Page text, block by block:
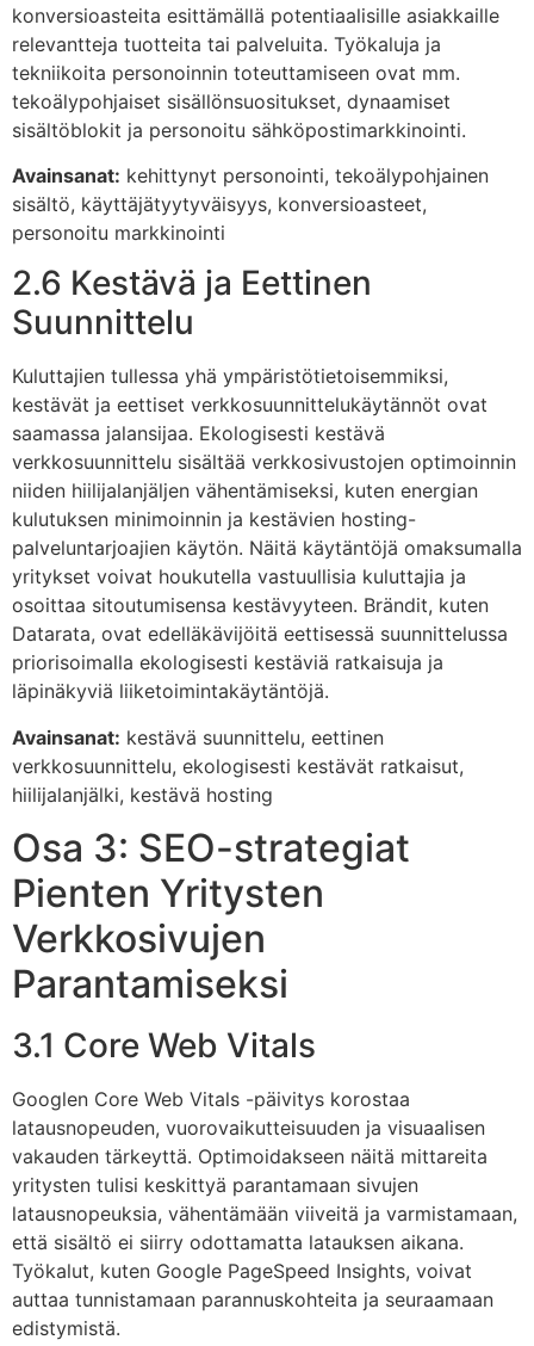
konversioasteita esittämällä potentiaalisille asiakkaille
relevantteja tuotteita tai palveluita. Työkaluja ja
tekniikoita personoinnin toteuttamiseen ovat mm.
tekoälypohjaiset sisällönsuositukset, dynaamiset
sisältöblokit ja personoitu sähköpostimarkkinointi.
Avainsanat: kehittynyt personointi, tekoälypohjainen
sisältö, käyttäjätyytyväisyys, konversioasteet,
personoitu markkinointi
2.6 Kestävä ja Eettinen
Suunnittelu
Kuluttajien tullessa yhä ympäristötietoisemmiksi,
kestävät ja eettiset verkkosuunnittelukäytännöt ovat
saamassa jalansijaa. Ekologisesti kestävä
verkkosuunnittelu sisältää verkkosivustojen optimoinnin
niiden hiilijalanjäljen vähentämiseksi, kuten energian
kulutuksen minimoinnin ja kestävien hosting-
palveluntarjoajien käytön. Näitä käytäntöjä omaksumalla
yritykset voivat houkutella vastuullisia kuluttajia ja
osoittaa sitoutumisensa kestävyyteen. Brändit, kuten
Datarata, ovat edelläkävijöitä eettisessä suunnittelussa
priorisoimalla ekologisesti kestäviä ratkaisuja ja
läpinäkyviä liiketoimintakäytäntöjä.
Avainsanat: kestävä suunnittelu, eettinen
verkkosuunnittelu, ekologisesti kestävät ratkaisut,
hiilijalanjälki, kestävä hosting
Osa 3: SEO-strategiat
Pienten Yritysten
Verkkosivujen
Parantamiseksi
3.1 Core Web Vitals
Googlen Core Web Vitals -päivitys korostaa
latausnopeuden, vuorovaikutteisuuden ja visuaalisen
vakauden tärkeyttä. Optimoidakseen näitä mittareita
yritysten tulisi keskittyä parantamaan sivujen
latausnopeuksia, vähentämään viiveitä ja varmistamaan,
että sisältö ei siirry odottamatta latauksen aikana.
Työkalut, kuten Google PageSpeed Insights, voivat
auttaa tunnistamaan parannuskohteita ja seuraamaan
edistymistä.